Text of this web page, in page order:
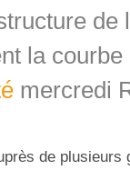
de
la courbe
mercredi
de plusieurs